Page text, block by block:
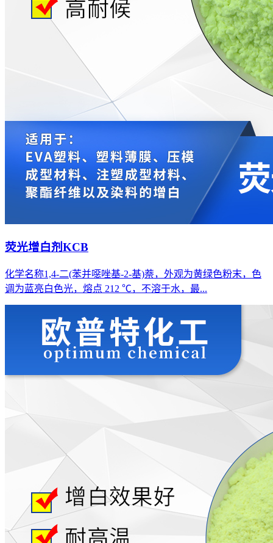
荧光增白剂KCB
化学名称1,4-二(苯并噁唑基-2-基)萘，外观为黄绿色粉末，色
调为蓝亮白色光，熔点 212 ℃，不溶于水，最...